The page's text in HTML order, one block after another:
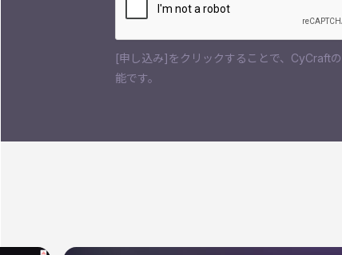
[申し込み]をクリックすることで、CyCraftの
能です。